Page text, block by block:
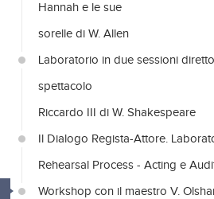
Hannah e le sue
sorelle di W. Allen
Laboratorio in due sessioni
spettacolo
Riccardo III di W. Shakespeare
Il Dialogo Regista-Attore.
Rehearsal Process - Acting e
Workshop con il maestro V.